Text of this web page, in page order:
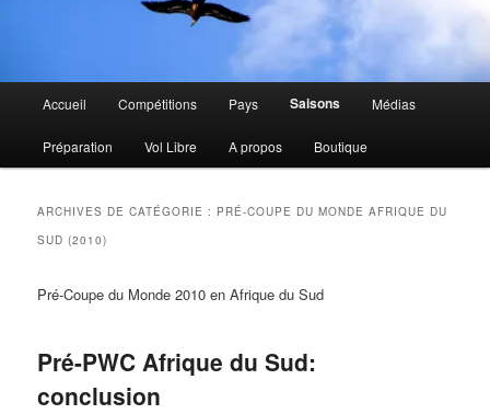
principal
Accueil Compétitions Pays Saisons Médias
Préparation Vol Libre A propos Boutique
ARCHIVES DE CATÉGORIE : PRÉ-COUPE DU MONDE AFRIQUE DU
SUD (2010)
Pré-Coupe du Monde 2010 en Afrique du Sud
Pré-PWC Afrique du Sud:
conclusion